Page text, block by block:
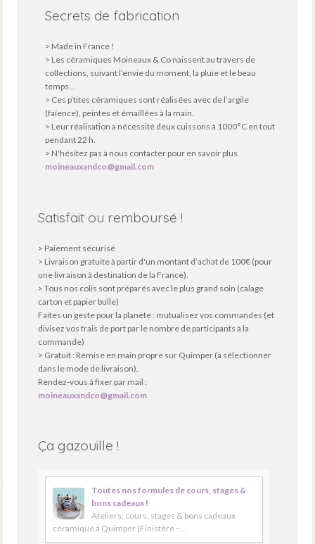
Secrets de fabrication
> Made in France !
> Les céramiques Moineaux & Co naissent au travers de
collections, suivant l’envie du moment, la pluie et le beau
temps...
> Ces p’tites céramiques sont réalisées avec de l’argile
(faïence), peintes et émaillées à la main.
> Leur réalisation a nécessité deux cuissons à 1000°C en tout
pendant 22 h.
> N'hésitez pas à nous contacter pour en savoir plus.
moineauxandco@gmail.com
Satisfait ou remboursé !
> Paiement sécurisé
> Livraison gratuite à partir d'un montant d’achat de 100€ (pour
une livraison à destination de la France).
> Tous nos colis sont préparés avec le plus grand soin (calage
carton et papier bulle)
Faites un geste pour la planète : mutualisez vos commandes (et
divisez vos frais de port par le nombre de participants à la
commande)
> Gratuit : Remise en main propre sur Quimper (à sélectionner
dans le mode de livraison).
Rendez-vous à fixer par mail :
moineauxandco@gmail.com
Ça gazouille !
Toutes nos formules de cours, stages &
bons cadeaux !
Ateliers, cours, stages & bons cadeaux
céramique à Quimper (Finistère –…